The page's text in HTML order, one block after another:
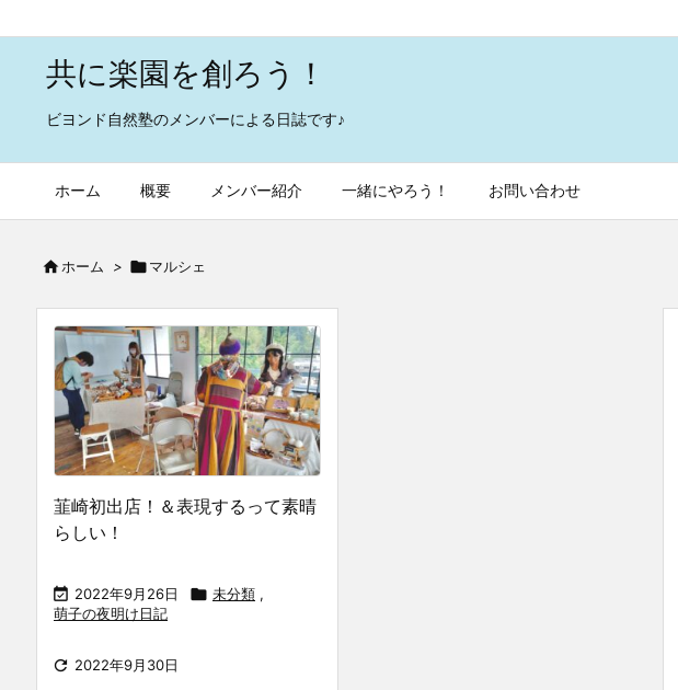
共に楽園を創ろう！
ビヨンド自然塾のメンバーによる日誌です♪
ホーム 概要 メンバー紹介 一緒にやろう！ お問い合わせ
 ホーム > マルシェ
韮崎初出店！＆表現するって素晴
らしい！
 2022年9月26日  未分類 ,
萌子の夜明け日記
 2022年9月30日